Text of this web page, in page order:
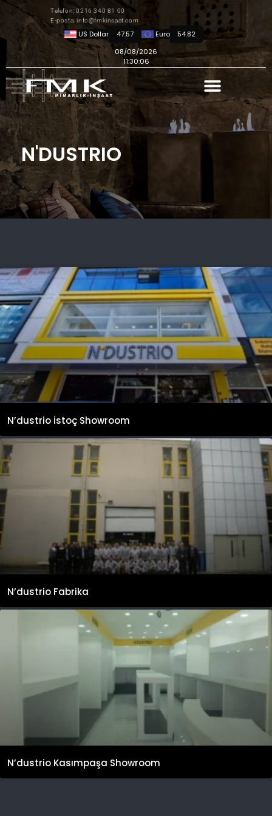
Telefon: 0216 340 81 00
E-posta: info@fmkinsaat.com
US Dollar 47.57 Euro
54.82
08/08/2026
11:30:06
N'DUSTRIO
N’dustrio İstoç Showroom
N’dustrio Fabrika
N’dustrio Kasımpaşa Showroom